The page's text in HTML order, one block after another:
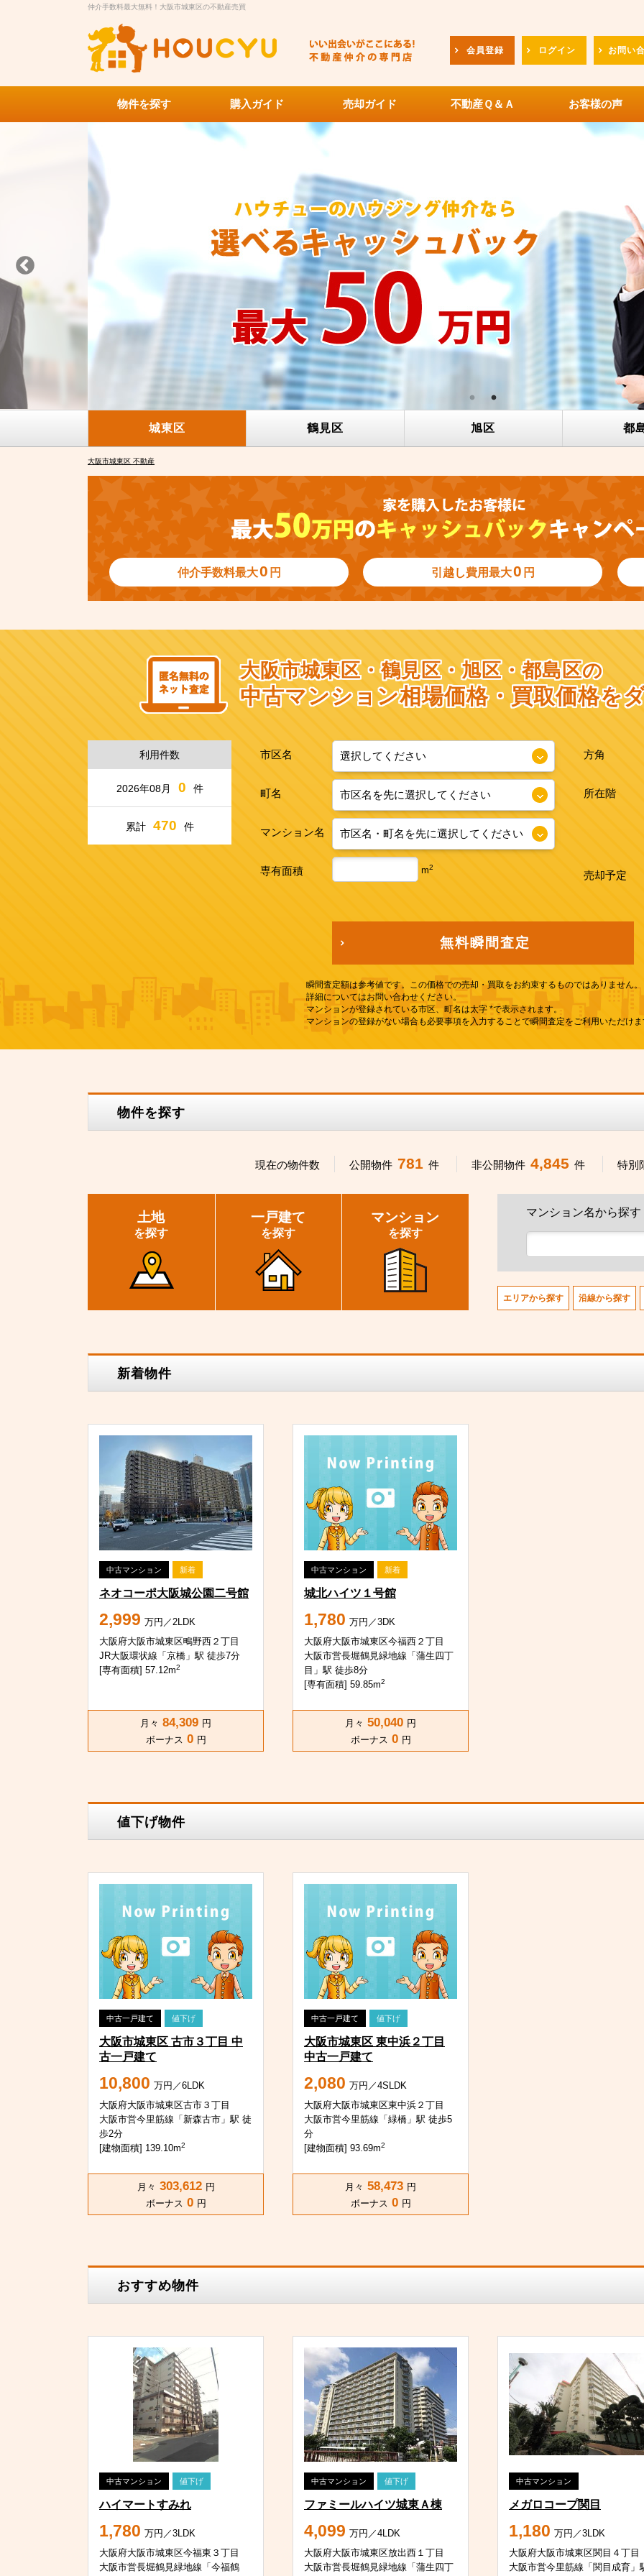
仲介手数料最大無料！大阪市城東区の不動産売買
会員登録 ログイン お問い
物件を探す 購入ガイド 売却ガイド 不動産Ｑ＆Ａ お客様の声
城東区 鶴見区 旭区 都
大阪市城東区 不動産
仲介手数料最大0 円 引越し費用最大0 円
大阪市城東区・鶴見区・旭区・都島区の
中古マンション相場価格・ 買取価格を
利用件数
2026年08月 0 件
累計 470 件
市区名
町名
マンション名
専有面積 m2
方角
所在階
売却予定
無料瞬間査定
瞬間査定額は参考値です。この価格での売却・買取をお約束するものではありません。
詳細についてはお問い合わせください。
マンションが登録されている市区、町名は太字 *で表示されます。
マンションの登録がない場合も必要事項を入力することで瞬間査定をご利用いただけ
物件を探す
現在の物件数 公開物件 781 件 非公開物件 4,845 件 特別
土地
を探す
一戸建て
を探す
マンション
を探す
マンション名から探す
エリアから探す 沿線から探す
新着物件
中古マンション 新着
ネオコーポ大阪城公園二号館
2,999 万円／2LDK
大阪府大阪市城東区鴫野西２丁目
JR大阪環状線「京橋」駅 徒歩7分
[専有面積] 57.12m2
月々 84,309 円
ボーナス 0 円
中古マンション 新着
城北ハイツ１号館
1,780 万円／3DK
大阪府大阪市城東区今福西２丁目
大阪市営長堀鶴見緑地線「蒲生四丁
目」駅 徒歩8分
[専有面積] 59.85m2
月々 50,040 円
ボーナス 0 円
値下げ物件
中古一戸建て 値下げ
大阪市城東区 古市３丁目 中
古一戸建て
10,800 万円／6LDK
大阪府大阪市城東区古市３丁目
大阪市営今里筋線「新森古市」駅 徒
歩2分
[建物面積] 139.10m2
月々 303,612 円
ボーナス 0 円
中古一戸建て 値下げ
大阪市城東区 東中浜２丁目
中古一戸建て
2,080 万円／4SLDK
大阪府大阪市城東区東中浜２丁目
大阪市営今里筋線「緑橋」駅 徒歩5
分
[建物面積] 93.69m2
月々 58,473 円
ボーナス 0 円
おすすめ物件
中古マンション 値下げ
ハイマートすみれ
1,780 万円／3LDK
大阪府大阪市城東区今福東３丁目
大阪市営長堀鶴見緑地線「今福鶴
中古マンション 値下げ
ファミールハイツ城東Ａ棟
4,099 万円／4LDK
大阪府大阪市城東区放出西１丁目
大阪市営長堀鶴見緑地線「蒲生四丁
中古マンション
メガロコープ関目
1,180 万円／3LDK
大阪府大阪市城東区関目４丁目
大阪市営今里筋線「関目成育」